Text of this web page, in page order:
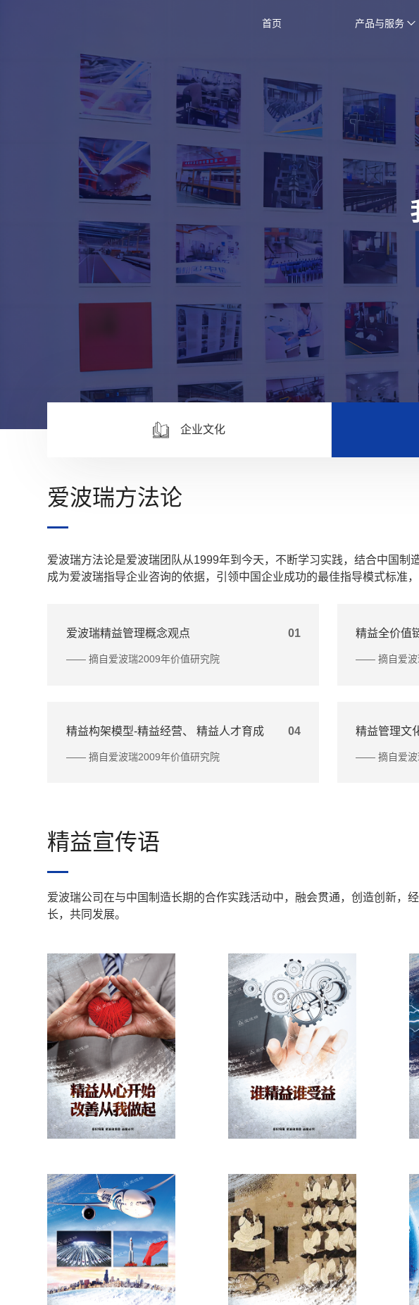
首页 产品与服务
企业文化
爱波瑞方法论
爱波瑞方法论是爱波瑞团队从1999年到今天，不断学习实践，结合中国
成为爱波瑞指导企业咨询的依据，引领中国企业成功的最佳指导模式标准
爱波瑞精益管理概念观点 01
—— 摘自爱波瑞2009年价值研究院
精益全价值
—— 摘自爱波
精益构架模型-精益经营、 精益人才育成 04
—— 摘自爱波瑞2009年价值研究院
精益管理文
—— 摘自爱波
精益宣传语
爱波瑞公司在与中国制造长期的合作实践活动中，融会贯通，创造创新，
长，共同发展。